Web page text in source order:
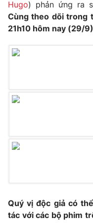
Ðiện thoại Thời báo VTV:
Email: toasoan@vtv.vn
Liên hệ quảng cáo:024-
® Cấm sao chép dưới
thuận bằng văn bản. Ghi
Hugo) phản ứng ra
Cùng theo dõi trong
21h10 hôm nay (29/
Quý vị độc giả có
tác với các bộ phim